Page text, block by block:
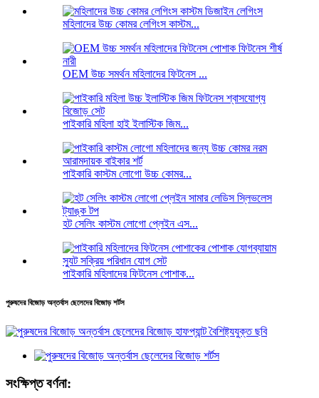
মহিলাদের উচ্চ কোমর লেগিংস কাস্টম...
OEM উচ্চ সমর্থন মহিলাদের ফিটনেস ...
পাইকারি মহিলা হাই ইলাস্টিক জিম...
পাইকারি কাস্টম লোগো উচ্চ কোমর...
হট সেলিং কাস্টম লোগো প্লেইন এস...
পাইকারি মহিলাদের ফিটনেস পোশাক...
পুরুষদের বিজোড় অন্তর্বাস ছেলেদের বিজোড় শর্টস
সংক্ষিপ্ত বর্ণনা: